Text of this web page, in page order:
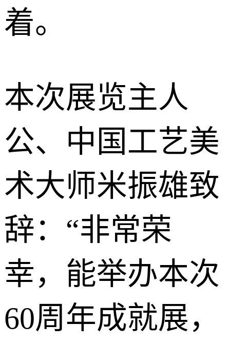
着。
本次展览主人
公、中国工艺美
术大师米振雄致
辞：“非常荣
幸，能举办本次
60周年成就展，